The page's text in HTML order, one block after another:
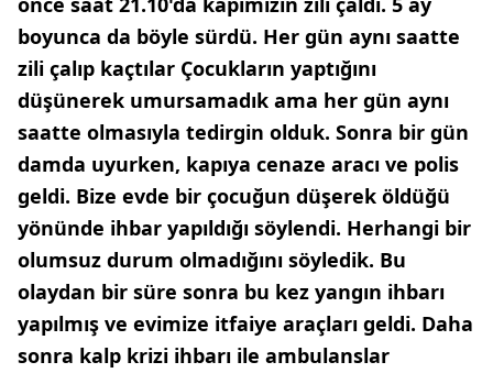
boyunca da böyle sürdü. Her gün aynı saatte
zili çalıp kaçtılar Çocukların yaptığını
düşünerek umursamadık ama her gün aynı
saatte olmasıyla tedirgin olduk. Sonra bir gün
damda uyurken, kapıya cenaze aracı ve polis
geldi. Bize evde bir çocuğun düşerek öldüğü
yönünde ihbar yapıldığı söylendi. Herhangi bir
olumsuz durum olmadığını söyledik. Bu
olaydan bir süre sonra bu kez yangın ihbarı
yapılmış ve evimize itfaiye araçları geldi. Daha
sonra kalp krizi ihbarı ile ambulanslar